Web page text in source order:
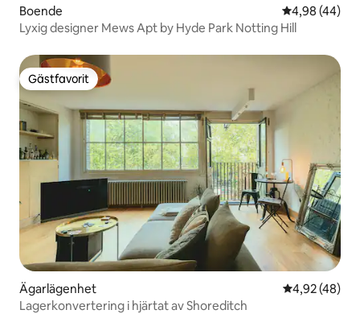
Boende 4,98 av 5 i
4,98 (44)
Lyxig designer Mews Apt by Hyde Park Notting Hill
Gästfavorit
Gästfavorit
Ägarlägenhet 4,92 av 5 i
4,92 (48)
Lagerkonvertering i hjärtat av Shoreditch